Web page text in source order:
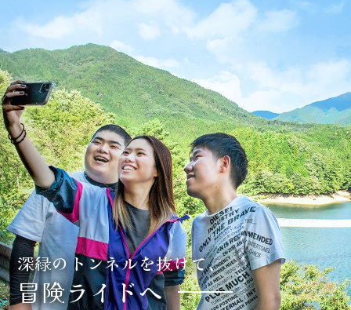
深緑のトンネルを抜けて、
冒険ライドへ
深緑のトンネルを抜けて、
冒険ライドへ
深緑のトンネルを抜けて、
冒険ライドへ
自然･歴史･里山が満喫できるのは
大人の特権
自然･歴史･里山が満喫できるのは
大人の特権
自然･歴史･里山が満喫できるのは
大人の特権
自転車のスピードで
癒しのショートトリップ
自転車のスピードで
癒しのショートトリップ
自転車のスピードで
癒しのショートトリップ
自転車のスピードで
癒しのショートトリップ
自転車のスピードで
癒しのショートトリップ